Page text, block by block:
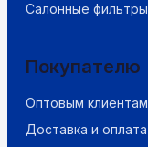
Салонные фильтры
Покупателю
Оптовым клиентам
Доставка и оплата